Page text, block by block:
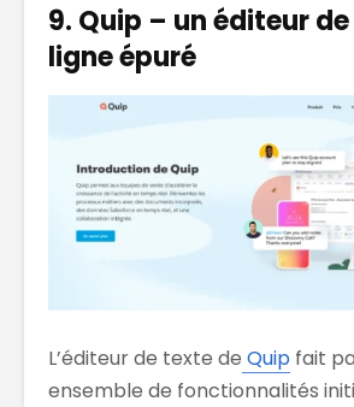
9. Quip – un éditeur
ligne épuré
L’éditeur de texte de Quip fait
ensemble de fonctionnalités